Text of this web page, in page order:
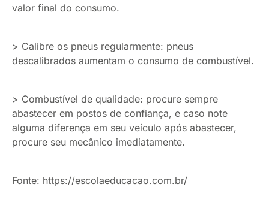
valor final do consumo.
> Calibre os pneus regularmente: pneus
descalibrados aumentam o consumo de combustível.
> Combustível de qualidade: procure sempre
abastecer em postos de confiança, e caso note
alguma diferença em seu veículo após abastecer,
procure seu mecânico imediatamente.
Fonte: https://escolaeducacao.com.br/